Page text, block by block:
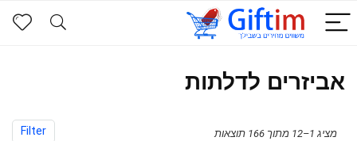
אביזרים לדלתות
Filter מציג 1–12 מתוך 166 תוצאות